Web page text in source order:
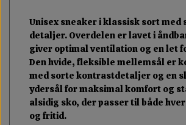
Unisex sneaker i klassisk sort med
detaljer. Overdelen er lavet i
giver optimal ventilation og en let
Den hvide, fleksible mellemsål er
med sorte kontrastdetaljer og en
ydersål for maksimal komfort og
alsidig sko, der passer til både
og fritid.